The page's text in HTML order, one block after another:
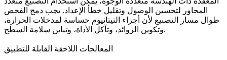
المحاور لتحسين الوصول وتقليل خطأ الإعداد. يجب دمج الفحص
طوال مسار التصنيع لأن أجزاء التيتانيوم حساسة لمدخلات الحرارة،
وتكوين الزوائد، وتآكل الأداة، وتباين سلامة السطح.
المعالجات اللاحقة القابلة للتطبيق